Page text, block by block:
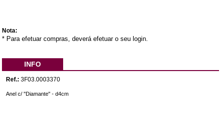
Nota:
* Para efetuar compras, deverá efetuar o seu login.
INFO
Ref.: 3F03.0003370
Anel c/ "Diamante" - d4cm